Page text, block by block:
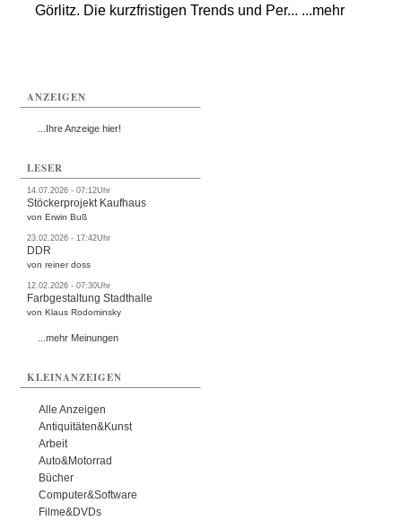
Görlitz. Die kurzfristigen Trends und Per... ...mehr
ANZEIGEN
...Ihre Anzeige hier!
LESER
14.07.2026 - 07:12Uhr
Stöckerprojekt Kaufhaus
von Erwin Buß
23.02.2026 - 17:42Uhr
DDR
von reiner doss
12.02.2026 - 07:30Uhr
Farbgestaltung Stadthalle
von Klaus Rodominsky
...mehr Meinungen
KLEINANZEIGEN
Alle Anzeigen
Antiquitäten&Kunst
Arbeit
Auto&Motorrad
Bücher
Computer&Software
Filme&DVDs